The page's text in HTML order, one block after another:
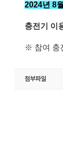
2024년 8
충전기 이
※ 참여 충
첨부파일